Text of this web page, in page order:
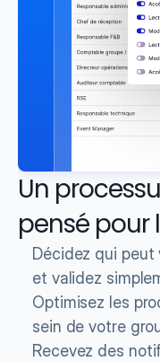
Un
pensé pour
Optimisez les
sein de votre
Décidez qui peut
et validez
Recevez des